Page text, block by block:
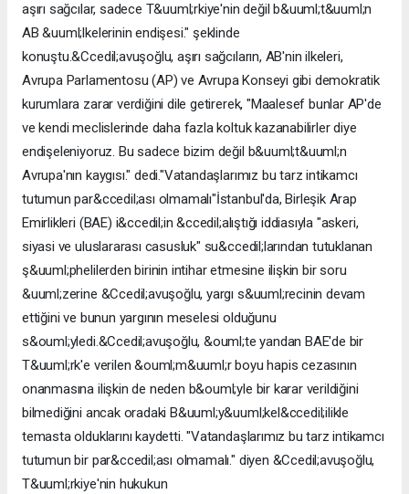
aşırı sağcılar, sadece T&uuml;rkiye'nin değil b&uuml;t&uuml;n
AB &uuml;lkelerinin endişesi." şeklinde
konuştu.&Ccedil;avuşoğlu, aşırı sağcıların, AB'nin ilkeleri,
Avrupa Parlamentosu (AP) ve Avrupa Konseyi gibi demokratik
kurumlara zarar verdiğini dile getirerek, "Maalesef bunlar AP'de
ve kendi meclislerinde daha fazla koltuk kazanabilirler diye
endişeleniyoruz. Bu sadece bizim değil b&uuml;t&uuml;n
Avrupa'nın kaygısı." dedi."Vatandaşlarımız bu tarz intikamcı
tutumun par&ccedil;ası olmamalı"İstanbul'da, Birleşik Arap
Emirlikleri (BAE) i&ccedil;in &ccedil;alıştığı iddiasıyla "askeri,
siyasi ve uluslararası casusluk" su&ccedil;larından tutuklanan
ş&uuml;phelilerden birinin intihar etmesine ilişkin bir soru
&uuml;zerine &Ccedil;avuşoğlu, yargı s&uuml;recinin devam
ettiğini ve bunun yargının meselesi olduğunu
s&ouml;yledi.&Ccedil;avuşoğlu, &ouml;te yandan BAE'de bir
T&uuml;rk'e verilen &ouml;m&uuml;r boyu hapis cezasının
onanmasına ilişkin de neden b&ouml;yle bir karar verildiğini
bilmediğini ancak oradaki B&uuml;y&uuml;kel&ccedil;ilikle
temasta olduklarını kaydetti. "Vatandaşlarımız bu tarz intikamcı
tutumun bir par&ccedil;ası olmamalı." diyen &Ccedil;avuşoğlu,
T&uuml;rkiye'nin hukukun